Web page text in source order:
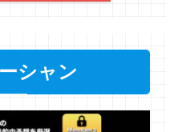
シャン